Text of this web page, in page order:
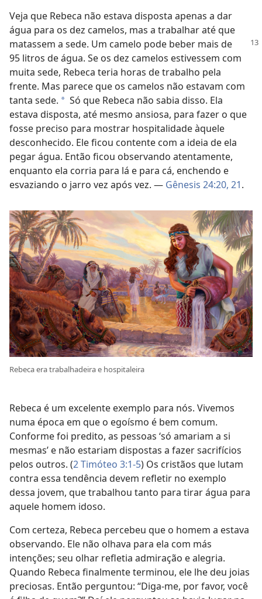
Veja que Rebeca não estava disposta apenas a dar
água para os dez camelos, mas a trabalhar até que
matassem a sede. Um camelo pode beber mais de
95 litros de água. Se os dez camelos estivessem com
muita sede, Rebeca teria horas de trabalho pela
frente. Mas parece que os camelos não estavam com
tanta sede. a Só que Rebeca não sabia disso. Ela
estava disposta, até mesmo ansiosa, para fazer o que
fosse preciso para mostrar hospitalidade àquele
desconhecido. Ele ficou contente com a ideia de ela
pegar água. Então ficou observando atentamente,
enquanto ela corria para lá e para cá, enchendo e
esvaziando o jarro vez após vez. — Gênesis 24:20, 21.
Rebeca era trabalhadeira e hospitaleira
Rebeca é um excelente exemplo para nós. Vivemos
numa época em que o egoísmo é bem comum.
Conforme foi predito, as pessoas ‘só amariam a si
mesmas’ e não estariam dispostas a fazer sacrifícios
pelos outros. (2 Timóteo 3:1-5) Os cristãos que lutam
contra essa tendência devem refletir no exemplo
dessa jovem, que trabalhou tanto para tirar água para
aquele homem idoso.
Com certeza, Rebeca percebeu que o homem a estava
observando. Ele não olhava para ela com más
intenções; seu olhar refletia admiração e alegria.
Quando Rebeca finalmente terminou, ele lhe deu joias
preciosas. Então perguntou: “Diga-me, por favor, você